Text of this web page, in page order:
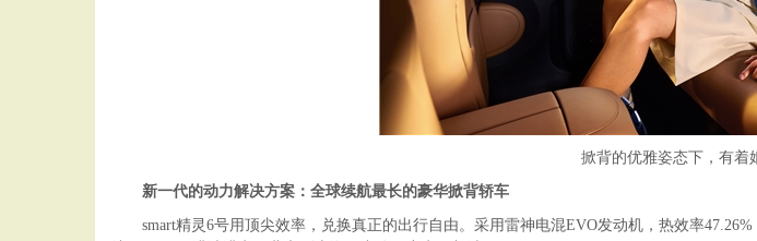
掀背的优雅姿态下，有着
新一代的动力解决方案：全球续航最长的豪华掀背轿车
smart精灵6号用顶尖效率，兑换真正的出行自由。采用雷神电混EVO发动机，热效率